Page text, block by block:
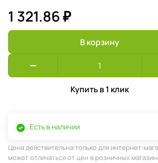
1 321.86 ₽
В корзину
Купить в 1 клик
Есть в наличии
Цена действительна только для интернет-
может отличаться от цен в розничных